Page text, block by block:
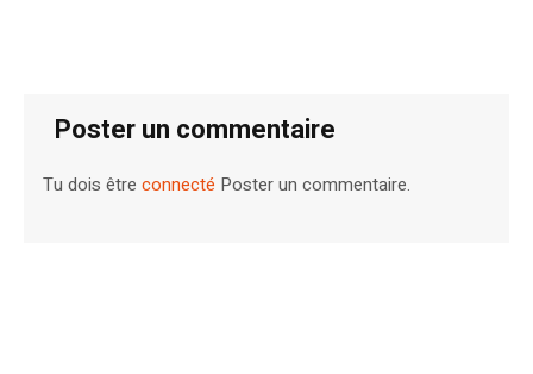
Poster un commentaire
Tu dois êtreconnecté Poster un commentaire.